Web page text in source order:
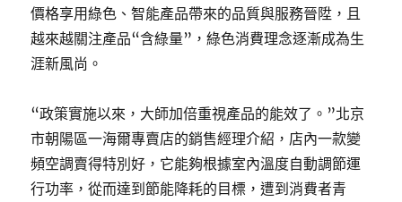
價格享用綠色、智能產品帶來的品質與服務晉陞，且
越來越關注產品“含綠量”，綠色消費理念逐漸成為生
涯新風尚。
“政策實施以來，大師加倍重視產品的能效了。”北京
市朝陽區一海爾專賣店的銷售經理介紹，店內一款變
頻空調賣得特別好，它能夠根據室內溫度自動調節運
行功率，從而達到節能降耗的目標，遭到消費者青